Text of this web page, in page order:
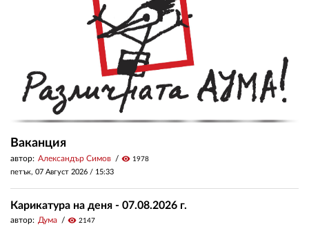
Ваканция
автор: Александър Симов visibility 1978
петък, 07 Август 2026 / 15:33
Карикатура на деня - 07.08.2026 г.
автор: Дума visibility 2147